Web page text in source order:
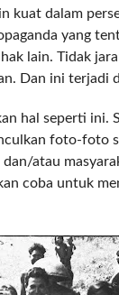
kuat dalam
yang
lain. Tidak
Dan ini terjadi
hal seperti ini.
foto-foto
atau
coba untuk